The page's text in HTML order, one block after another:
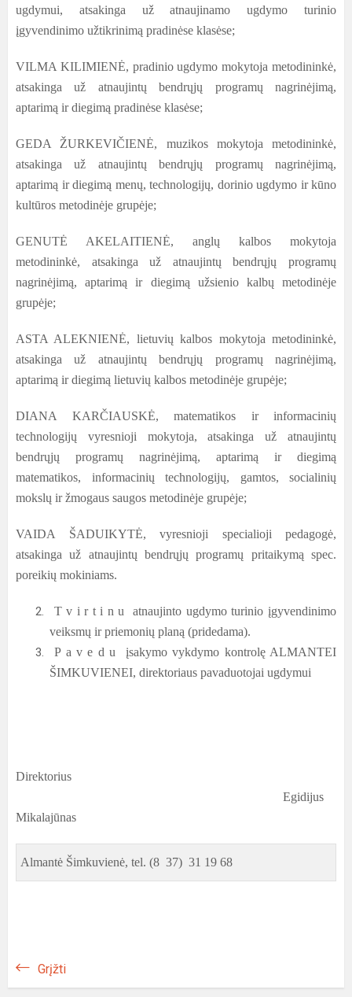
ugdymui, atsakinga už atnaujinamo ugdymo turinio
įgyvendinimo užtikrinimą pradinėse klasėse;
VILMA KILIMIENĖ, pradinio ugdymo mokytoja metodininkė,
atsakinga už atnaujintų bendrųjų programų nagrinėjimą,
aptarimą ir diegimą pradinėse klasėse;
GEDA ŽURKEVIČIENĖ, muzikos mokytoja metodininkė,
atsakinga už atnaujintų bendrųjų programų nagrinėjimą,
aptarimą ir diegimą menų, technologijų, dorinio ugdymo ir kūno
kultūros metodinėje grupėje;
GENUTĖ AKELAITIENĖ, anglų kalbos mokytoja
metodininkė, atsakinga už atnaujintų bendrųjų programų
nagrinėjimą, aptarimą ir diegimą užsienio kalbų metodinėje
grupėje;
ASTA ALEKNIENĖ, lietuvių kalbos mokytoja metodininkė,
atsakinga už atnaujintų bendrųjų programų nagrinėjimą,
aptarimą ir diegimą lietuvių kalbos metodinėje grupėje;
DIANA KARČIAUSKĖ, matematikos ir informacinių
technologijų vyresnioji mokytoja, atsakinga už atnaujintų
bendrųjų programų nagrinėjimą, aptarimą ir diegimą
matematikos, informacinių technologijų, gamtos, socialinių
mokslų ir žmogaus saugos metodinėje grupėje;
VAIDA ŠADUIKYTĖ, vyresnioji specialioji pedagogė,
atsakinga už atnaujintų bendrųjų programų pritaikymą spec.
poreikių mokiniams.
T v i r t i n u atnaujinto ugdymo turinio įgyvendinimo
veiksmų ir priemonių planą (pridedama).
P a v e d u įsakymo vykdymo kontrolę ALMANTEI
ŠIMKUVIENEI, direktoriaus pavaduotojai ugdymui
Direktorius
Egidijus
Mikalajūnas
Almantė Šimkuvienė, tel. (8 37) 31 19 68
Grįžti